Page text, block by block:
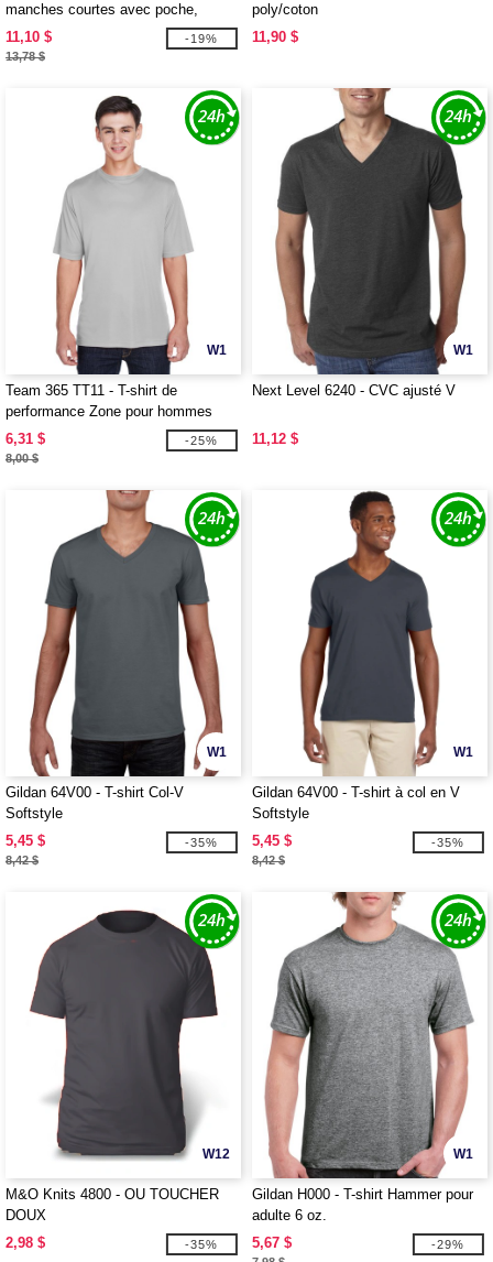
manches courtes avec poche,
teintée dans la masse
11,10 $
13,78 $
-19%
poly/coton
11,90 $
W1
Team 365 TT11 - T-shirt de
performance Zone pour hommes
6,31 $
8,00 $
-25%
W1
Next Level 6240 - CVC ajusté V
11,12 $
W1
Gildan 64V00 - T-shirt Col-V
Softstyle
5,45 $
8,42 $
-35%
W1
Gildan 64V00 - T-shirt à col en V
Softstyle
5,45 $
8,42 $
-35%
W12
M&O Knits 4800 - OU TOUCHER
DOUX
2,98 $
-35%
W1
Gildan H000 - T-shirt Hammer pour
adulte 6 oz.
5,67 $
-29%